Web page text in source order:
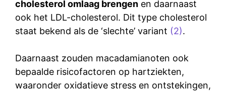
cholesterol omlaag brengen en daarnaast
ook het LDL-cholesterol. Dit type cholesterol
staat bekend als de ‘slechte’ variant (2).
Daarnaast zouden macadamianoten ook
bepaalde risicofactoren op hartziekten,
waaronder oxidatieve stress en ontstekingen,